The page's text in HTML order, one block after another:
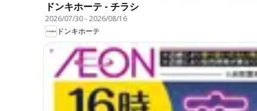
ドンキホーテ - チラシ
2026/07/30-2026/08/16
ドンキホーテ